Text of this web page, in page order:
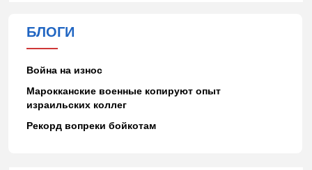
БЛОГИ
Война на износ
Марокканские военные копируют опыт
израильских коллег
Рекорд вопреки бойкотам